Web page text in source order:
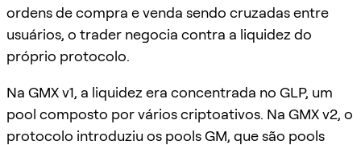
ordens de compra e venda sendo cruzadas entre
usuários, o trader negocia contra a liquidez do
próprio protocolo.
Na GMX v1, a liquidez era concentrada no GLP, um
pool composto por vários criptoativos. Na GMX v2, o
protocolo introduziu os pools GM, que são pools